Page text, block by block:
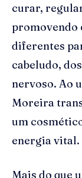
curar,
promovendo
diferentes
cabeludo,
nervoso. Ao
Moreira
um
energia vital.
Mais do que